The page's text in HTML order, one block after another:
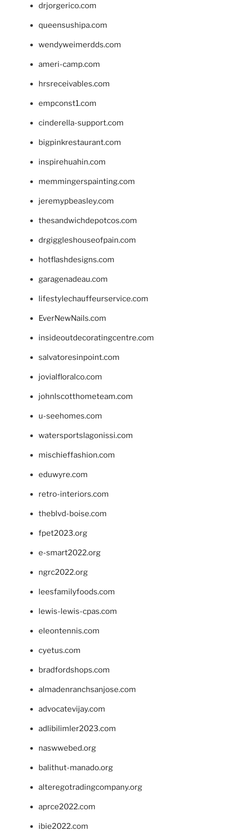
drjorgerico.com
queensushipa.com
wendyweimerdds.com
ameri-camp.com
hrsreceivables.com
empconst1.com
cinderella-support.com
bigpinkrestaurant.com
inspirehuahin.com
memmingerspainting.com
jeremypbeasley.com
thesandwichdepotcos.com
drgiggleshouseofpain.com
hotflashdesigns.com
garagenadeau.com
lifestylechauffeurservice.com
EverNewNails.com
insideoutdecoratingcentre.com
salvatoresinpoint.com
jovialfloralco.com
johnlscotthometeam.com
u-seehomes.com
watersportslagonissi.com
mischieffashion.com
eduwyre.com
retro-interiors.com
theblvd-boise.com
fpet2023.org
e-smart2022.org
ngrc2022.org
leesfamilyfoods.com
lewis-lewis-cpas.com
eleontennis.com
cyetus.com
bradfordshops.com
almadenranchsanjose.com
advocatevijay.com
adlibilimler2023.com
naswwebed.org
balithut-manado.org
alteregotradingcompany.org
aprce2022.com
ibie2022.com